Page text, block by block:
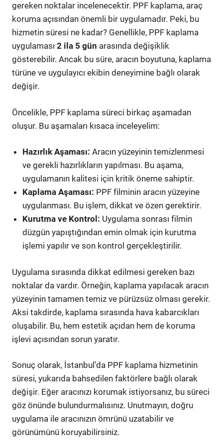
gereken noktalar incelenecektir. PPF kaplama, araç
koruma açısından önemli bir uygulamadır. Peki, bu
hizmetin süresi ne kadar? Genellikle, PPF kaplama
uygulaması 2 ila 5 gün arasında değişiklik
gösterebilir. Ancak bu süre, aracın boyutuna, kaplama
türüne ve uygulayıcı ekibin deneyimine bağlı olarak
değişir.
Öncelikle, PPF kaplama süreci birkaç aşamadan
oluşur. Bu aşamaları kısaca inceleyelim:
Hazırlık Aşaması: Aracın yüzeyinin temizlenmesi
ve gerekli hazırlıkların yapılması. Bu aşama,
uygulamanın kalitesi için kritik öneme sahiptir.
Kaplama Aşaması: PPF filminin aracın yüzeyine
uygulanması. Bu işlem, dikkat ve özen gerektirir.
Kurutma ve Kontrol: Uygulama sonrası filmin
düzgün yapıştığından emin olmak için kurutma
işlemi yapılır ve son kontrol gerçekleştirilir.
Uygulama sırasında dikkat edilmesi gereken bazı
noktalar da vardır. Örneğin, kaplama yapılacak aracın
yüzeyinin tamamen temiz ve pürüzsüz olması gerekir.
Aksi takdirde, kaplama sırasında hava kabarcıkları
oluşabilir. Bu, hem estetik açıdan hem de koruma
işlevi açısından sorun yaratır.
Sonuç olarak, İstanbul’da PPF kaplama hizmetinin
süresi, yukarıda bahsedilen faktörlere bağlı olarak
değişir. Eğer aracınızı korumak istiyorsanız, bu süreci
göz önünde bulundurmalısınız. Unutmayın, doğru
uygulama ile aracınızın ömrünü uzatabilir ve
görünümünü koruyabilirsiniz.